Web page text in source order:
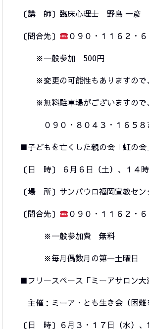
〔講 師〕臨床心理士 野島 一
〔問合先〕 ０９０・１１６２・
※一般参加 500円
※変更の可能性もありますので
※無料駐車場がございますので
０９０・８０４３・１６５８ま
■子どもを亡くした親の会「虹の会
〔日 時〕 ６月６日（土）、１４
〔場 所〕サンパウロ福岡宣教セン
〔問合先〕 ０９０・１１６２・
※一般参加費 無料
※毎月偶数月の第一土曜日
■フリースペース「ミーアサロン大
主催：ミーア・とも生き会（困難
〔日 時〕６月３・１７日（水）